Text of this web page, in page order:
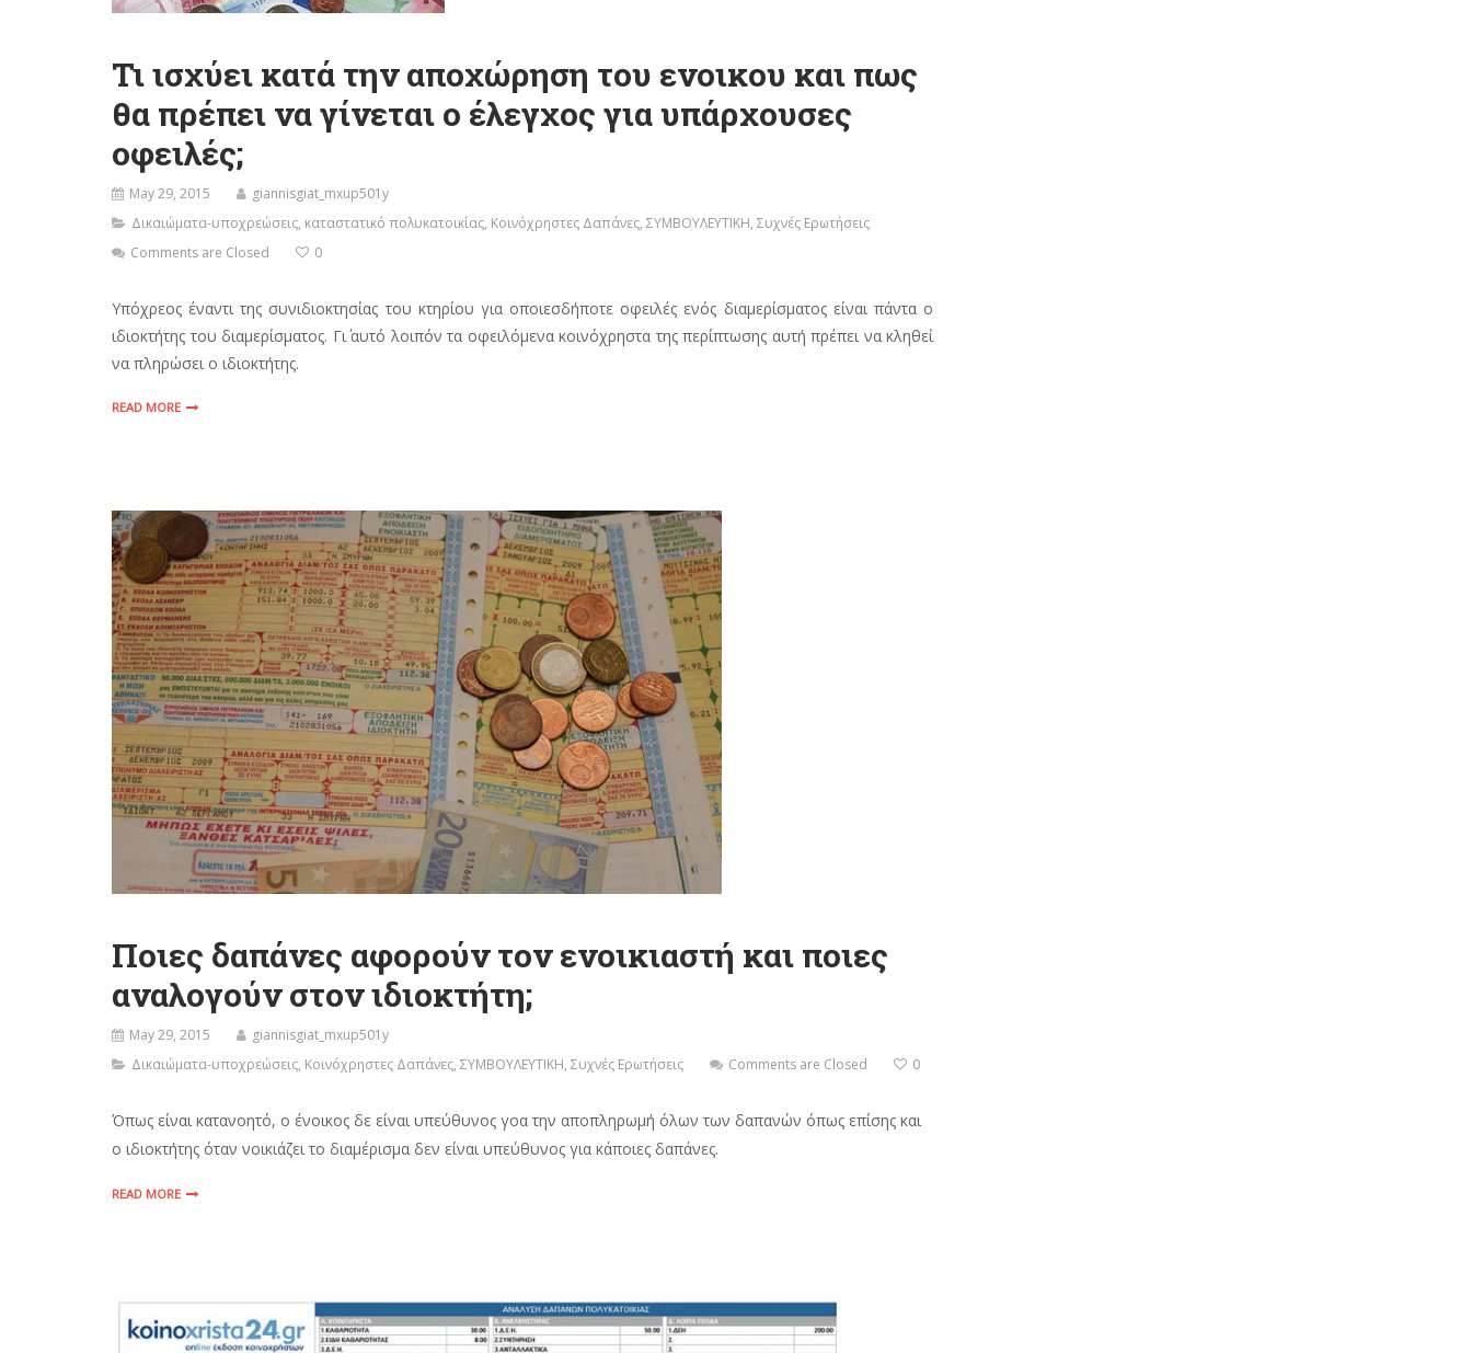
Τι ισχύει κατά την αποχώρηση του ενοικου και πως
θα πρέπει να γίνεται ο έλεγχος για υπάρχουσες
οφειλές;
May 29, 2015
giannisgiat_mxup501y
Δικαιώματα-υποχρεώσεις, καταστατικό πολυκατοικίας, Κοινόχρηστες Δαπάνες, ΣΥΜΒΟΥΛΕΥΤΙΚΗ, Συχνές Ερωτήσεις
Comments are Closed
0
Υπόχρεος έναντι της συνιδιοκτησίας του κτηρίου για οποιεσδήποτε οφειλές ενός διαμερίσματος είναι πάντα ο
ιδιοκτήτης του διαμερίσματος. Γι΄ αυτό λοιπόν τα οφειλόμενα κοινόχρηστα της περίπτωσης αυτή πρέπει να κληθεί
να πληρώσει ο ιδιοκτήτης.
READ MORE
Ποιες δαπάνες αφορούν τον ενοικιαστή και ποιες
αναλογούν στον ιδιοκτήτη;
May 29, 2015
giannisgiat_mxup501y
Δικαιώματα-υποχρεώσεις, Κοινόχρηστες Δαπάνες, ΣΥΜΒΟΥΛΕΥΤΙΚΗ, Συχνές Ερωτήσεις Comments are Closed 0
Όπως είναι κατανοητό, ο ένοικος δε είναι υπεύθυνος γοα την αποπληρωμή όλων των δαπανών όπως επίσης και
ο ιδιοκτήτης όταν νοικιάζει το διαμέρισμα δεν είναι υπεύθυνος για κάποιες δαπάνες.
READ MORE